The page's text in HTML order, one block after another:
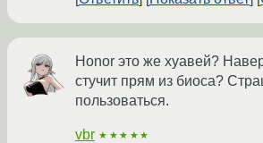
Honor это же хуавей?
стучит прям из биоса?
пользоваться.
vbr ★★★★★